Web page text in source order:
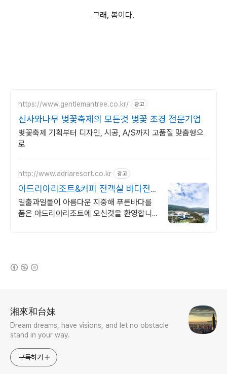
그래, 봄이다.
https://www.gentlemantree.co.kr/ 광고
신사와나무 벚꽃축제의 모든것 벚꽃 조경 전문기업
벚꽃축제 기획부터 디자인, 시공, A/S까지 고품질 맞춤형으
로
http://www.adriaresort.co.kr 광고
아드리아리조트&커피 전객실 바다전
망, 아로마스파
일출과일몰이 아름다운 지중해 푸른바다를
품은 아드리아리조트에 오신것을 환영합니
湘來和台妹
Dream dreams, have visions, and let no obstacle
stand in your way.
구독하기